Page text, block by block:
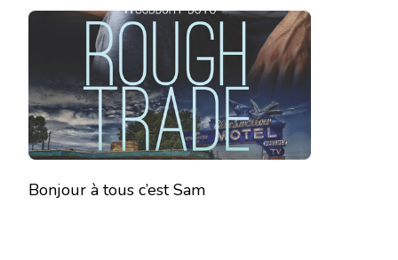
Bonjour à tous c’est Sam